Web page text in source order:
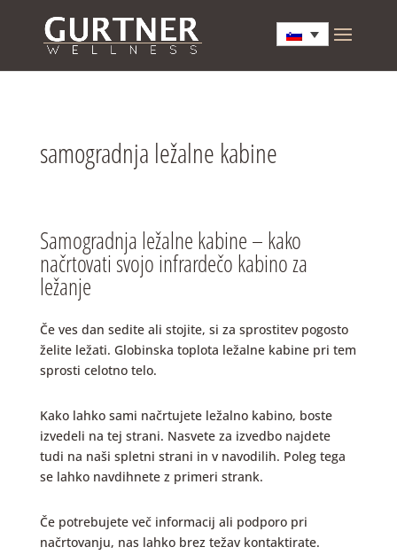
samogradnja ležalne kabine
Samogradnja ležalne kabine – kako
načrtovati svojo infrardečo kabino za
ležanje
Če ves dan sedite ali stojite, si za sprostitev pogosto
želite ležati. Globinska toplota ležalne kabine pri tem
sprosti celotno telo.
Kako lahko sami načrtujete ležalno kabino, boste
izvedeli na tej strani. Nasvete za izvedbo najdete
tudi na naši spletni strani in v navodilih. Poleg tega
se lahko navdihnete z primeri strank.
Če potrebujete več informacij ali podporo pri
načrtovanju, nas lahko brez težav kontaktirate.